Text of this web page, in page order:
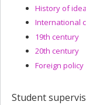
History of
International
19th century
20th century
Foreign policy
Student